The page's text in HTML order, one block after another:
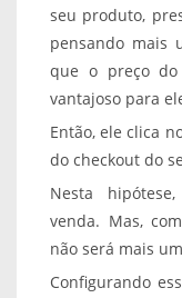
seu produto,
pensando mais
que o preço
vantajoso para
Então, ele clica
do checkout do
Nesta
venda. Mas,
não será mais
Configurando